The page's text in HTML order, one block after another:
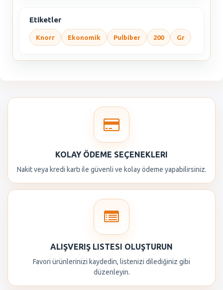
Etiketler
Knorr Ekonomik Pulbiber 200 Gr
KOLAY ÖDEME SEÇENEKLERI
Nakit veya kredi kartı ile güvenli ve kolay ödeme yapabilirsiniz.
ALIŞVERIŞ LISTESI OLUŞTURUN
Favori ürünlerinizi kaydedin, listenizi dilediğiniz gibi
düzenleyin.